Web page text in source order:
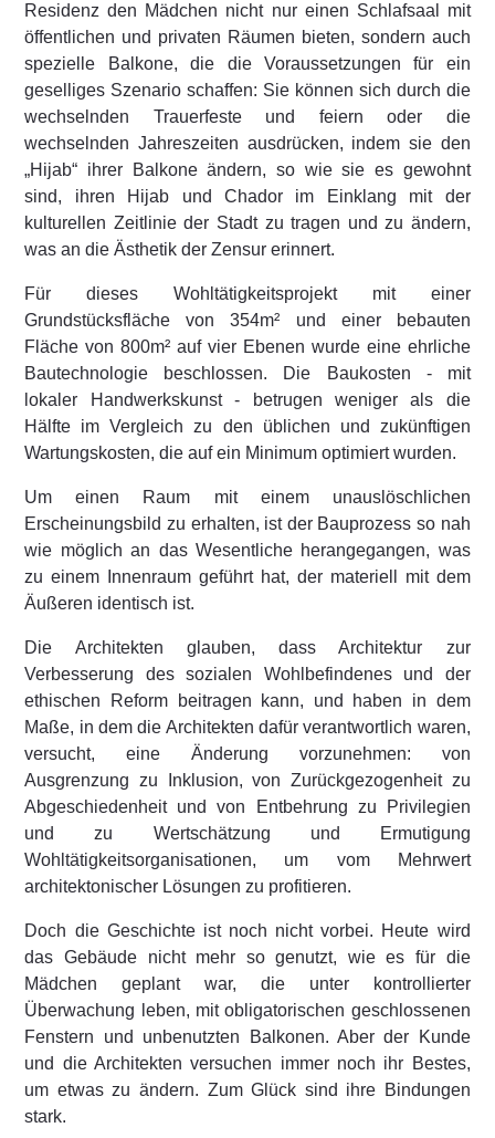
Residenz den Mädchen nicht nur einen Schlafsaal mit
öffentlichen und privaten Räumen bieten, sondern auch
spezielle Balkone, die die Voraussetzungen für ein
geselliges Szenario schaffen: Sie können sich durch die
wechselnden Trauerfeste und feiern oder die
wechselnden Jahreszeiten ausdrücken, indem sie den
„Hijab“ ihrer Balkone ändern, so wie sie es gewohnt
sind, ihren Hijab und Chador im Einklang mit der
kulturellen Zeitlinie der Stadt zu tragen und zu ändern,
was an die Ästhetik der Zensur erinnert.
Für dieses Wohltätigkeitsprojekt mit einer
Grundstücksfläche von 354m² und einer bebauten
Fläche von 800m² auf vier Ebenen wurde eine ehrliche
Bautechnologie beschlossen. Die Baukosten - mit
lokaler Handwerkskunst - betrugen weniger als die
Hälfte im Vergleich zu den üblichen und zukünftigen
Wartungskosten, die auf ein Minimum optimiert wurden.
Um einen Raum mit einem unauslöschlichen
Erscheinungsbild zu erhalten, ist der Bauprozess so nah
wie möglich an das Wesentliche herangegangen, was
zu einem Innenraum geführt hat, der materiell mit dem
Äußeren identisch ist.
Die Architekten glauben, dass Architektur zur
Verbesserung des sozialen Wohlbefindenes und der
ethischen Reform beitragen kann, und haben in dem
Maße, in dem die Architekten dafür verantwortlich waren,
versucht, eine Änderung vorzunehmen: von
Ausgrenzung zu Inklusion, von Zurückgezogenheit zu
Abgeschiedenheit und von Entbehrung zu Privilegien
und zu Wertschätzung und Ermutigung
Wohltätigkeitsorganisationen, um vom Mehrwert
architektonischer Lösungen zu profitieren.
Doch die Geschichte ist noch nicht vorbei. Heute wird
das Gebäude nicht mehr so genutzt, wie es für die
Mädchen geplant war, die unter kontrollierter
Überwachung leben, mit obligatorischen geschlossenen
Fenstern und unbenutzten Balkonen. Aber der Kunde
und die Architekten versuchen immer noch ihr Bestes,
um etwas zu ändern. Zum Glück sind ihre Bindungen
stark.